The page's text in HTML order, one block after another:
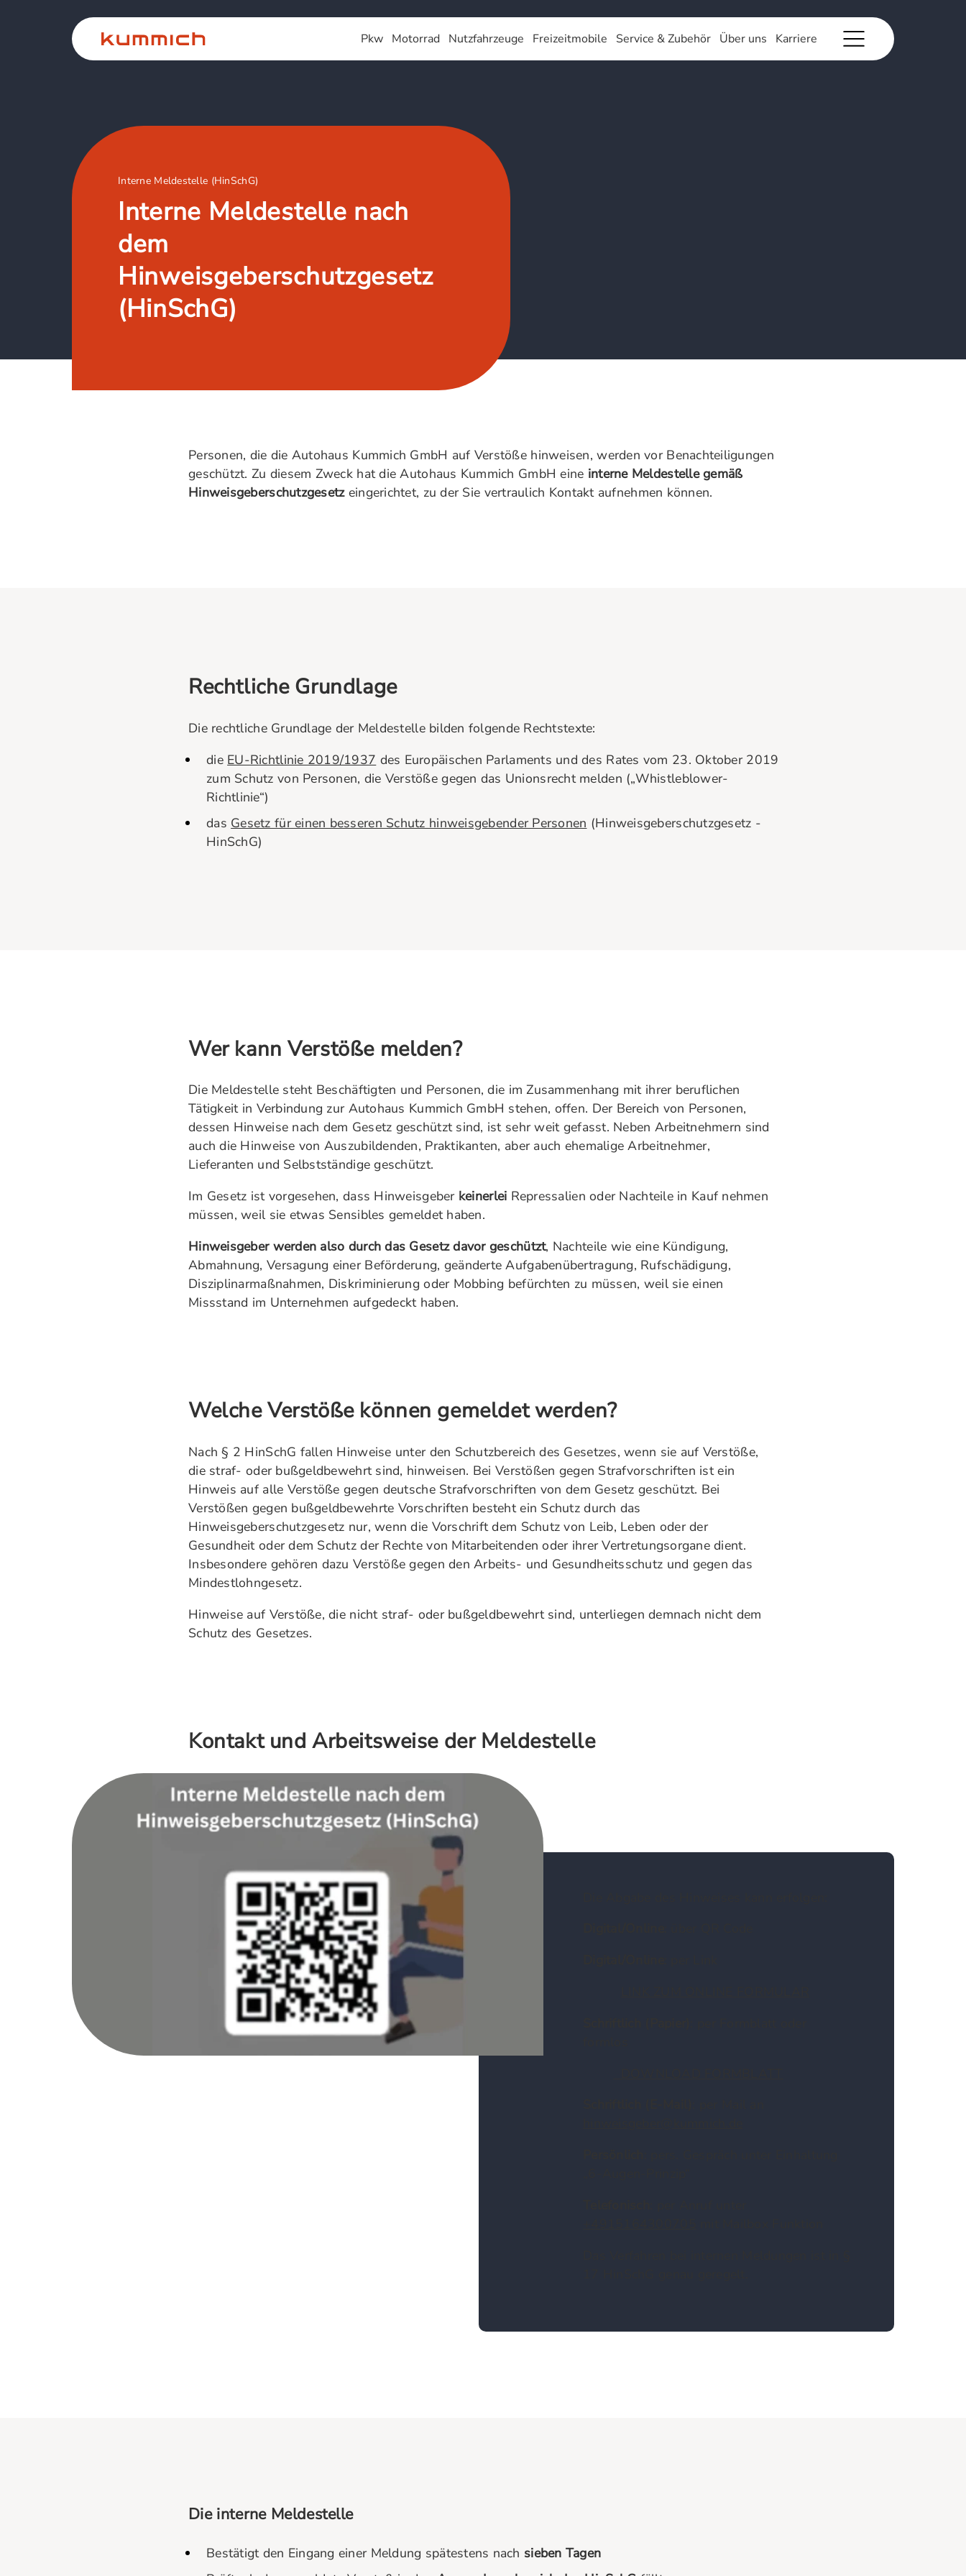
Pkw Motorrad Nutzfahrzeuge Freizeitmobile Service & Zubehör Über uns Karriere
Interne Meldestelle (HinSchG)
Interne Meldestelle nach
dem
Hinweisgeberschutzgesetz
(HinSchG)
Personen, die die Autohaus Kummich GmbH auf Verstöße hinweisen, werden vor Benachteiligungen
geschützt. Zu diesem Zweck hat die Autohaus Kummich GmbH eine interne Meldestelle gemäß
Hinweisgeberschutzgesetzeingerichtet, zu der Sie vertraulich Kontakt aufnehmen können.
Rechtliche Grundlage
Die rechtliche Grundlage der Meldestelle bilden folgende Rechtstexte:
die EU-Richtlinie 2019/1937 des Europäischen Parlaments und des Rates vom 23. Oktober 2019
zum Schutz von Personen, die Verstöße gegen das Unionsrecht melden („Whistleblower-
Richtlinie“)
das Gesetz für einen besseren Schutz hinweisgebender Personen (Hinweisgeberschutzgesetz -
HinSchG)
Wer kann Verstöße melden?
Die Meldestelle steht Beschäftigten und Personen, die im Zusammenhang mit ihrer beruflichen
Tätigkeit in Verbindung zur Autohaus Kummich GmbH stehen, offen. Der Bereich von Personen,
dessen Hinweise nach dem Gesetz geschützt sind, ist sehr weit gefasst. Neben Arbeitnehmern sind
auch die Hinweise von Auszubildenden, Praktikanten, aber auch ehemalige Arbeitnehmer,
Lieferanten und Selbstständige geschützt.
Im Gesetz ist vorgesehen, dass Hinweisgeber keinerlei Repressalien oder Nachteile in Kauf nehmen
müssen, weil sie etwas Sensibles gemeldet haben.
Hinweisgeber werden also durch das Gesetz davor geschützt, Nachteile wie eine Kündigung,
Abmahnung, Versagung einer Beförderung, geänderte Aufgabenübertragung, Rufschädigung,
Disziplinarmaßnahmen, Diskriminierung oder Mobbing befürchten zu müssen, weil sie einen
Missstand im Unternehmen aufgedeckt haben.
Welche Verstöße können gemeldet werden?
Nach § 2 HinSchG fallen Hinweise unter den Schutzbereich des Gesetzes, wenn sie auf Verstöße,
die straf- oder bußgeldbewehrt sind, hinweisen. Bei Verstößen gegen Strafvorschriften ist ein
Hinweis auf alle Verstöße gegen deutsche Strafvorschriften von dem Gesetz geschützt. Bei
Verstößen gegen bußgeldbewehrte Vorschriften besteht ein Schutz durch das
Hinweisgeberschutzgesetz nur, wenn die Vorschrift dem Schutz von Leib, Leben oder der
Gesundheit oder dem Schutz der Rechte von Mitarbeitenden oder ihrer Vertretungsorgane dient.
Insbesondere gehören dazu Verstöße gegen den Arbeits- und Gesundheitsschutz und gegen das
Mindestlohngesetz.
Hinweise auf Verstöße, die nicht straf- oder bußgeldbewehrt sind, unterliegen demnach nicht dem
Schutz des Gesetzes.
Kontakt und Arbeitsweise der Meldestelle
Die interne Meldestelle
Bestätigt den Eingang einer Meldung spätestens nach sieben Tagen